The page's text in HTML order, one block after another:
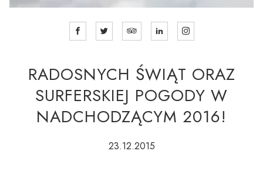
RADOSNYCH ŚWIĄT ORAZ
SURFERSKIEJ POGODY W
NADCHODZĄCYM 2016!
23.12.2015